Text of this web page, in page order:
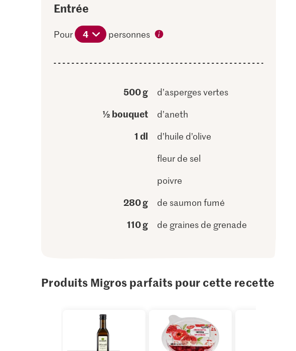
Entrée
Pour 4 personnes
500 g d’asperges vertes
½ bouquet d’aneth
1 dl
d’huile d’olive
fleur de sel
poivre
280 g de saumon fumé
110 g de graines de grenade
Produits Migros parfaits pour cette recette